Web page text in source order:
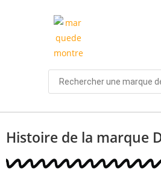
Histoire de la marque